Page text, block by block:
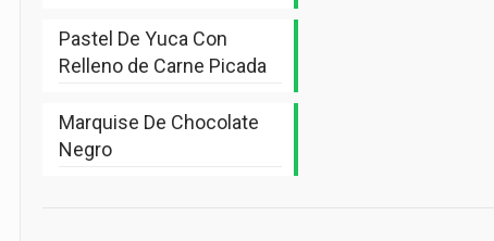
Pastel De Yuca Con
Relleno de Carne Picada
Marquise De Chocolate
Negro